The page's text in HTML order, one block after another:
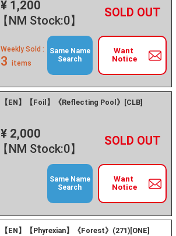
¥ 1,200
【NM Stock:0】
－ +
Want
Notice
Weekly Sold :
3 items
Same Name
Search
【EN】【Foil】《Reflecting Pool》[CLB]
¥ 2,000
【NM Stock:0】
－ +
Want
Notice
Same Name
Search
【EN】【Phyrexian】《Forest》(271)[ONE]